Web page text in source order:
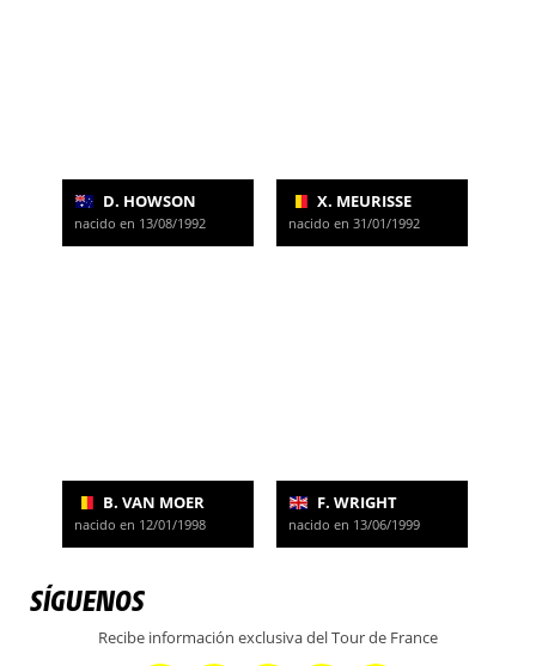
D. HOWSON
nacido en 13/08/1992
X. MEURISSE
nacido en 31/01/1992
B. VAN MOER
nacido en 12/01/1998
F. WRIGHT
nacido en 13/06/1999
SÍGUENOS
Recibe información exclusiva del Tour de France